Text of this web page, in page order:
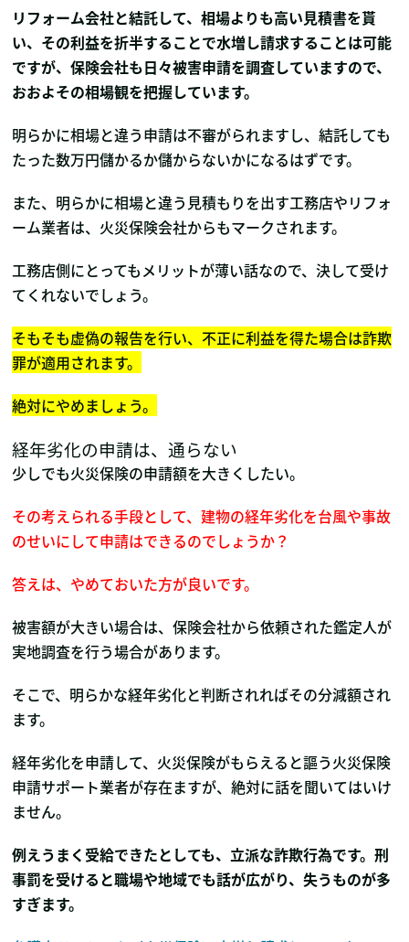
リフォーム会社と結託して、相場よりも高い見積書を貰
い、その利益を折半することで水増し請求することは可能
ですが、保険会社も日々被害申請を調査していますので、
おおよその相場観を把握しています。
明らかに相場と違う申請は不審がられますし、結託しても
たった数万円儲かるか儲からないかになるはずです。
また、明らかに相場と違う見積もりを出す工務店やリフォ
ーム業者は、火災保険会社からもマークされます。
工務店側にとってもメリットが薄い話なので、決して受け
てくれないでしょう。
そもそも虚偽の報告を行い、不正に利益を得た場合は詐欺
罪が適用されます。
絶対にやめましょう。
経年劣化の申請は、通らない
少しでも火災保険の申請額を大きくしたい。
その考えられる手段として、建物の経年劣化を台風や事故
のせいにして申請はできるのでしょうか？
答えは、やめておいた方が良いです。
被害額が大きい場合は、保険会社から依頼された鑑定人が
実地調査を行う場合があります。
そこで、明らかな経年劣化と判断されればその分減額され
ます。
経年劣化を申請して、火災保険がもらえると謳う火災保険
申請サポート業者が存在ますが、絶対に話を聞いてはいけ
ません。
例えうまく受給できたとしても、立派な詐欺行為です。刑
事罰を受けると職場や地域でも話が広がり、失うものが多
すぎます。